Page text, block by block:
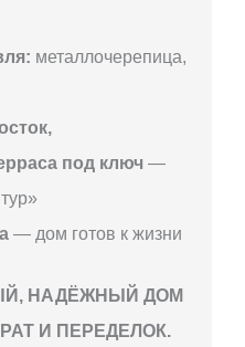
металлочерепица,
под ключ —
— дом готов к жизни
НАДЁЖНЫЙ ДОМ
И ПЕРЕДЕЛОК.